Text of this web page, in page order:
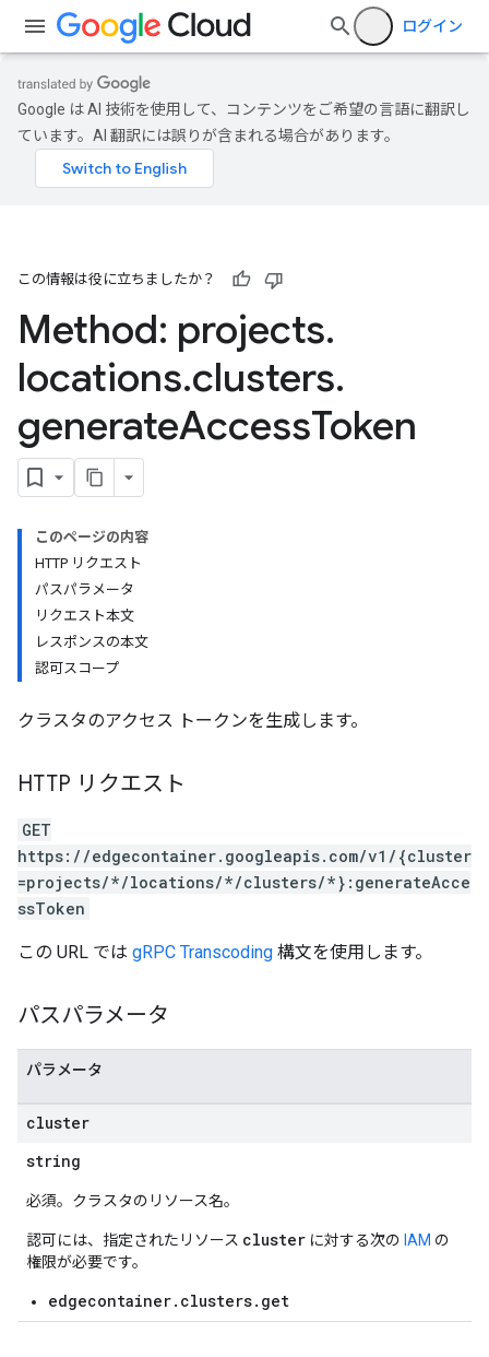
ログイン
Google は AI 技術を使用して、コンテンツをご希望の言語に翻訳し
ています。AI 翻訳には誤りが含まれる場合があります。
この情報は役に立ちましたか？
Method: projects.
locations.clusters.
generateAccessToken
このページの内容
HTTP リクエスト
パスパラメータ
リクエスト本文
レスポンスの本文
認可スコープ
クラスタのアクセス トークンを生成します。
HTTP リクエスト
GET
https://edgecontainer.googleapis.com/v1/{cluster
=projects/*/locations/*/clusters/*}:generateAcce
ssToken
この URL では gRPC Transcoding 構文を使用します。
パスパラメータ
パラメータ
cluster
string
必須。クラスタのリソース名。
認可には、指定されたリソース cluster に対する次の IAM の
権限が必要です。
edgecontainer.clusters.get